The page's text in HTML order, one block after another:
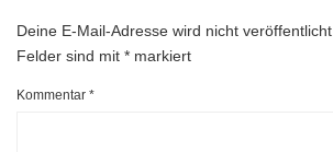
Deine E-Mail-Adresse wird nicht veröffentlicht.
Felder sind mit * markiert
Kommentar *